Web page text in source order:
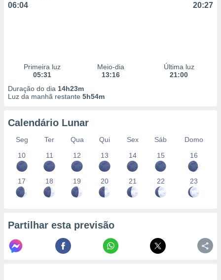
06:04 20:27
Primeira luz
05:31
Meio-dia
13:16
Última luz
21:00
Duração do dia 14h23m
Luz da manhã restante 5h54m
Calendário Lunar
Seg Ter Qua Qui Sex Sáb
Domo
10
11 12 13 14 15 16
17 18 19 20 21 22 23
Partilhar esta previsão